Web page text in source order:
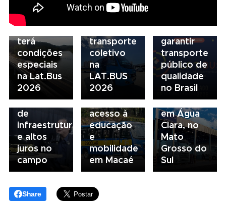
Scania
Serviços
Financeiros
terá
condições
especiais
na Lat.Bus
2026
e
do
transporte
coletivo
na
LAT.BUS
2026
para
garantir
transporte
público de
qualidade
no Brasil
05/08/2026
Presidente
da FAESP
alerta para
gargalos
de
infraestrutura
e altos
juros no
campo
04/08/2026
Renovação
da frota
escolar
fortalece
acesso à
educação
e
mobilidade
em Macaé
03/08/2026
Volvo
inaugura
concessionária
em Água
Clara, no
Mato
Grosso do
Sul
Share